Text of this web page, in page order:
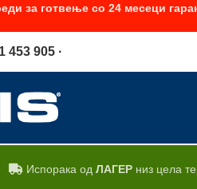
453 905 ·
Испорака од ЛАГЕРниз цела
за готвење со 24 месеци